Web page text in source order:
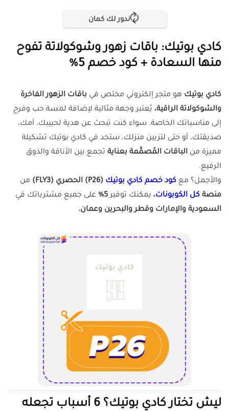
ندور لك كمان
كادي بوتيك: باقات زهور وشوكولاتة تفوح
منها السعادة + كود خصم 5%
كادي بوتيك هو متجر إلكتروني مختص في باقات الزهور الفاخرة
والشوكولاتة الراقية، يُعتبر وجهة مثالية لإضافة لمسة حب وفرح
إلى مناسباتك الخاصة. سواء كنت تبحث عن هدية لحبيبك، أمك،
صديقتك، أو حتى لتزيين منزلك، ستجد في كادي بوتيك تشكيلة
مميزة من الباقات المُصمَّمة بعناية تجمع بين الأناقة والذوق
الرفيع.
والأجمل؟ مع كود خصم كادي بوتيك (P26) الحصري (FLY3)
من
منصة كل الكوبونات، يمكنك توفير5%
على جميع مشترياتك في
السعودية والإمارات وقطر والبحرين وعمان.
ليش تختار كادي بوتيك؟ 6 أسباب تجعله